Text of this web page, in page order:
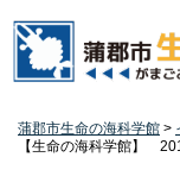
の
ー
蒲郡市生命の海科学館 >
【生命の海科学館】